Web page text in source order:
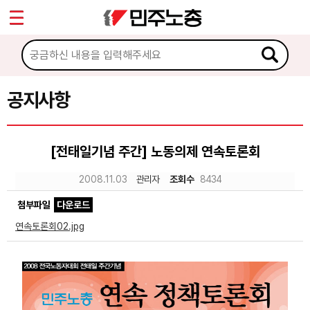
공지사항
[전태일기념 주간] 노동의제 연속토론회
2008.11.03 관리자 조회수 8434
첨부파일
다운로드
연속토론회02.jpg
마이페이지
소개
소식
공지사항
성명·보도
노동상담
자료
부설기관
Sketchbook5, 스케치북5
Sketchbook5, 스케치북5